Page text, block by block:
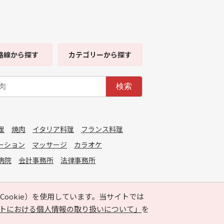
）を使用しています。当サイトでは
における個人情報の取り扱いについて」 を
線から探す カテゴリーから探す
検索
焼肉 イタリア料理
フランス料理
ション マッサージ
カラオケ
院 会計事務所 法律事務所